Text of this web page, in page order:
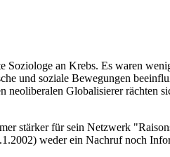
an Krebs. Es waren
und soziale Bewegungen
Globalisierer rächten
stärker für sein Netzwerk
weder ein Nachruf noch